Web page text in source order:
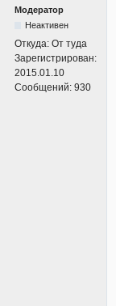
Модератор
Неактивен
Откуда: От туда
Зарегистрирован:
2015.01.10
Сообщений: 930